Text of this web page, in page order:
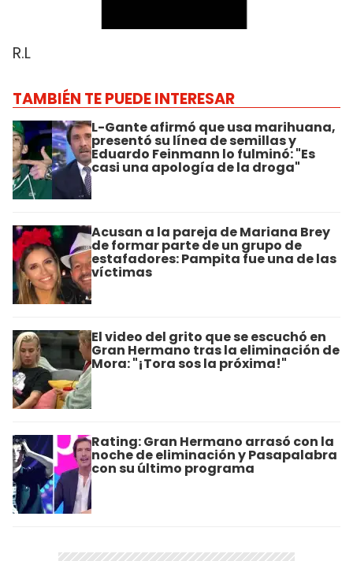
R.L
TAMBIÉN TE PUEDE INTERESAR
L-Gante afirmó que usa marihuana,
presentó su línea de semillas y
Eduardo Feinmann lo fulminó: "Es
casi una apología de la droga"
Acusan a la pareja de Mariana Brey
de formar parte de un grupo de
estafadores: Pampita fue una de las
víctimas
El video del grito que se escuchó en
Gran Hermano tras la eliminación de
Mora: "¡Tora sos la próxima!"
Rating: Gran Hermano arrasó con la
noche de eliminación y Pasapalabra
con su último programa